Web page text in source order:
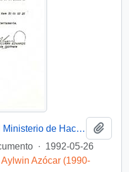
[Petición de dictar decreto al Ministerio de Hacienda]
· 1992-05-26
Azócar (1990-